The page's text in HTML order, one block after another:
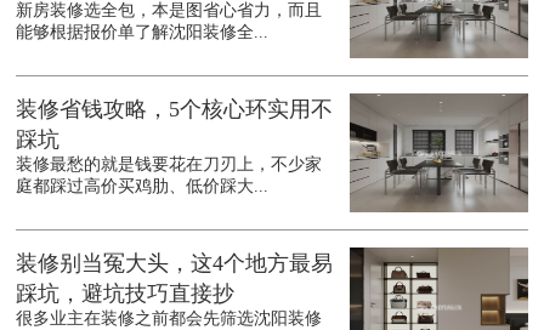
新房装修选全包，本是图省心省力，而且
能够根据报价单了解沈阳装修全...
装修省钱攻略，5个核心环实用不
踩坑
装修最愁的就是钱要花在刀刃上，不少家
庭都踩过高价买鸡肋、低价踩大...
装修别当冤大头，这4个地方最易
踩坑，避坑技巧直接抄
很多业主在装修之前都会先筛选沈阳装修